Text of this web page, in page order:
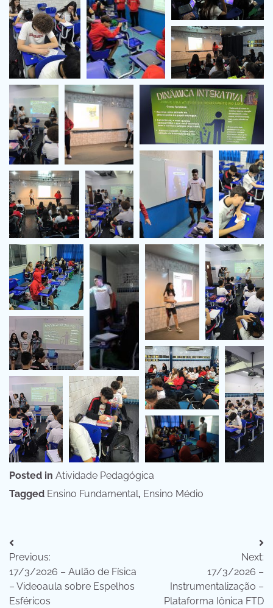
Posted in Atividade Pedagógica
Tagged Ensino Fundamental, Ensino Médio
Navegação
de
Post
Previous:
17/3/2026 – Aulão de Física
– Videoaula sobre Espelhos
Esféricos
Next:
17/3/2026 –
Instrumentalização –
Plataforma Iônica FTD